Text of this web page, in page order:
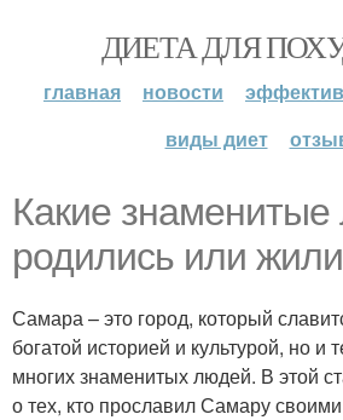
ДИЕТА ДЛЯ
главная новости
виды диет
Какие
родились или
Самара – это город, который
богатой историей и культурой, но и
многих знаменитых людей. В этой
о тех, кто прославил Самару